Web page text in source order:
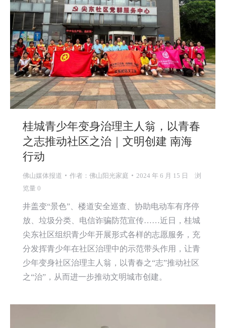
桂城青少年变身治理主人翁，以青春
之志推动社区之治｜文明创建 南海
行动
佛山媒体报道 作者： 佛山阳光家庭 2024 年 6 月 15 日
浏
览量 0
井盖变“景色”、楼道安全巡查、协助电动车有序停
放、垃圾分类、电信诈骗防范宣传……近日，桂城
尖东社区组织青少年开展形式各样的志愿服务，充
分发挥青少年在社区治理中的示范带头作用，让青
少年变身社区治理主人翁，以青春之“志”推动社区
之“治”，从而进一步推动文明城市创建。